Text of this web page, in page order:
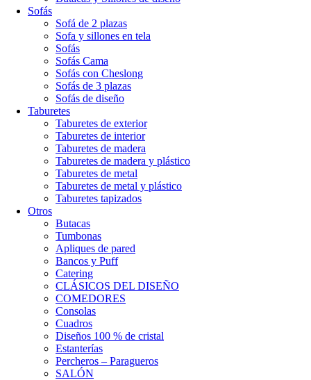
Sofás
Sofá de 2 plazas
Sofa y sillones en tela
Sofás
Sofás Cama
Sofás con Cheslong
Sofás de 3 plazas
Sofás de diseño
Taburetes
Taburetes de exterior
Taburetes de interior
Taburetes de madera
Taburetes de madera y plástico
Taburetes de metal
Taburetes de metal y plástico
Taburetes tapizados
Otros
Butacas
Tumbonas
Apliques de pared
Bancos y Puff
Catering
CLÁSICOS DEL DISEÑO
COMEDORES
Consolas
Cuadros
Diseños 100 % de cristal
Estanterías
Percheros – Paragueros
SALÓN